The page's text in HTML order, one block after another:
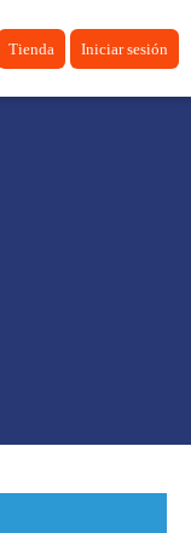
Tienda Iniciar sesión